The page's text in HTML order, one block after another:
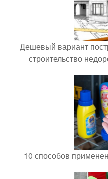
Дешевый вариант
строительство
10 способов